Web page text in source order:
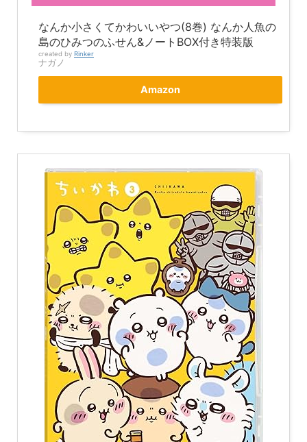
なんか小さくてかわいいやつ(8巻) なんか人魚の
島のひみつのふせん&ノートBOX付き特装版
created by Rinker
ナガノ
Amazon